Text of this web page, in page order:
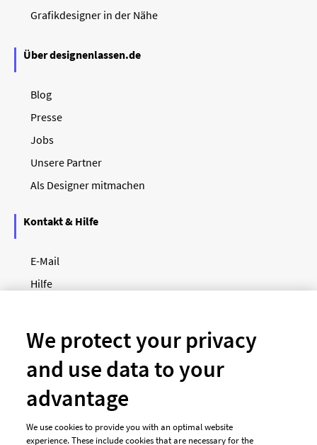
Grafikdesigner in der Nähe
Über designenlassen.de
Blog
Presse
Jobs
Unsere Partner
Als Designer mitmachen
Kontakt & Hilfe
E-Mail
Hilfe
Unsere Zahlungsarten
We protect your privacy
and use data to your
advantage
We use cookies to provide you with an optimal website
experience. These include cookies that are necessary for the